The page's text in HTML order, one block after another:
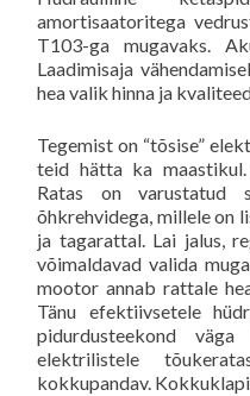
amortisaatoritega
T103-ga mugavaks.
Laadimisaja
hea valik hinna ja
Tegemist on “tõsise”
teid hätta ka maastikul.
Ratas on varustatud
õhkrehvidega, millele on
ja tagarattal. Lai jalus,
võimaldavad valida
mootor annab rattale
Tänu efektiivsetele
pidurdusteekond
elektrilistele
kokkupandav.